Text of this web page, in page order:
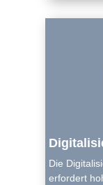
Die
erfordert